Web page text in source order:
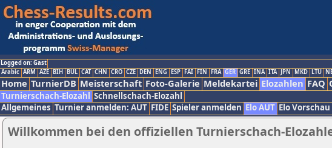
Logged on: Gast
Arabic ARM AZE BIH BUL CAT CHN CRO CZE DEN ENG ESP FAI FIN FRA GER GRE INA ITA JPN MKD LTU
Home TurnierDB Meisterschaft Foto-Galerie Meldekartei Elozahlen FAQ
Turnierschach-Elozahl Schnellschach-Elozahl
Allgemeines Turnier anmelden: AUT FIDE Spieler anmelden Elo AUT Elo Vorschau
Willkommen bei den offiziellen Turnierschach-